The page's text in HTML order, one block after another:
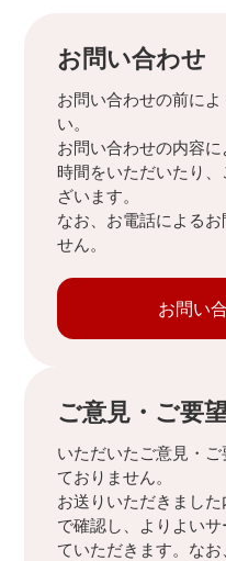
お問い合わせ
お問い合わせの前に
い。
お問い合わせの内容
時間をいただいたり
ざいます。
なお、お電話による
せん。
お問い
ご意見・ご要望
いただいたご意見・
ておりません。
お送りいただきまし
で確認し、よりよい
ていただきます。なお